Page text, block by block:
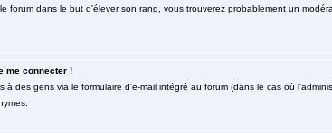
forum dans le but d'élever son rang, vous trouverez probablement un
me connecter !
des gens via le formulaire d'e-mail intégré au forum (dans le cas où